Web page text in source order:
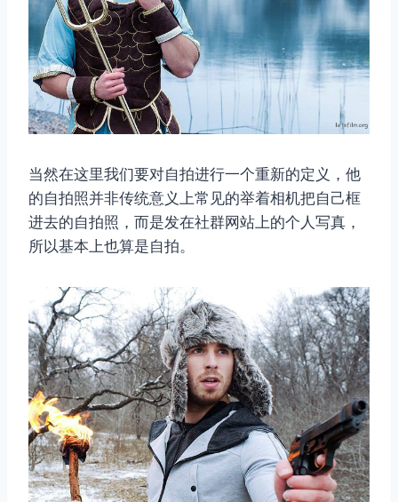
当然在这里我们要对自拍进行一个重新的定义，他
的自拍照并非传统意义上常见的举着相机把自己框
进去的自拍照，而是发在社群网站上的个人写真，
所以基本上也算是自拍。